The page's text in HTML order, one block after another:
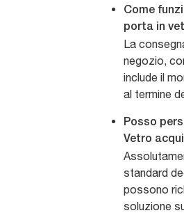
Come
porta in
La
negozio,
include il
al termine
Posso
Vetro
standard
possono
soluzione